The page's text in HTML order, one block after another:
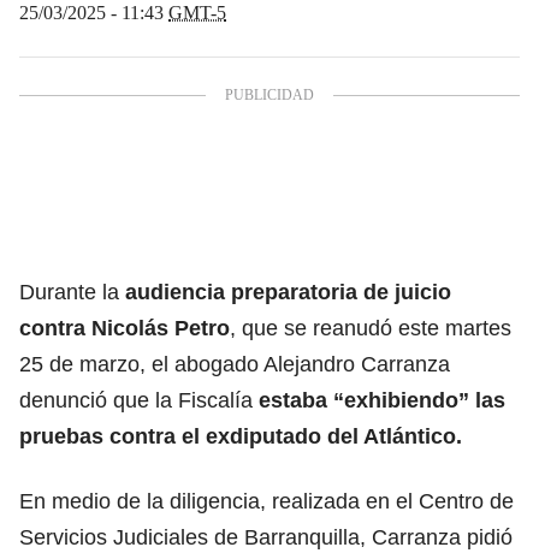
25/03/2025 - 11:43 GMT-5
Durante la audiencia preparatoria de juicio
contra Nicolás Petro, que se reanudó este martes
25 de marzo, el abogado Alejandro Carranza
denunció que la Fiscalía estaba “exhibiendo” las
pruebas contra el exdiputado del Atlántico.
En medio de la diligencia, realizada en el Centro de
Servicios Judiciales de Barranquilla, Carranza pidió